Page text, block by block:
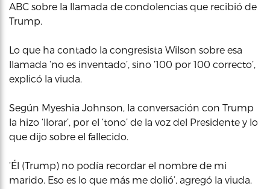
ABC sobre la llamada de condolencias que recibió de
Trump.
Lo que ha contado la congresista Wilson sobre esa
llamada ‘no es inventado’, sino ‘100 por 100 correcto’,
explicó la viuda.
Según Myeshia Johnson, la conversación con Trump
la hizo ‘llorar’, por el ‘tono’ de la voz del Presidente y lo
que dijo sobre el fallecido.
‘Él (Trump) no podía recordar el nombre de mi
marido. Eso es lo que más me dolió’, agregó la viuda.